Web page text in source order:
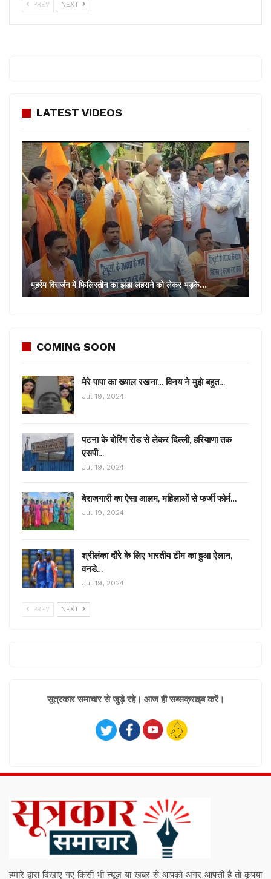
PREV NEXT
LATEST VIDEOS
मुहर्रम विसर्जन में फिलिस्तीन का झंडा लहराने को लेकर भड़के…
COMING SOON
मेरे पापा का ख्याल रखना… विनय ने मुझे बहुत…
Jul 19, 2024
पटना के बोरिंग रोड से लेकर दिल्ली, हरियाणा तक
एसपी…
Jul 19, 2024
बेराजगारी का ऐसा आलम, महिलाओं से फर्जी फोर्म…
Jul 19, 2024
श्रीलंका दौरे के लिए भारतीय टीम का हुआ ऐलान,
वनडे…
Jul 19, 2024
PREV NEXT
सूत्रकार समाचार से जुड़े रहे। आज ही सब्सक्राइब करें।
हमारे द्वारा दिखाए गए किसी भी न्यूज़ या खबर से आपको अगर आपत्ती है तो कृपया